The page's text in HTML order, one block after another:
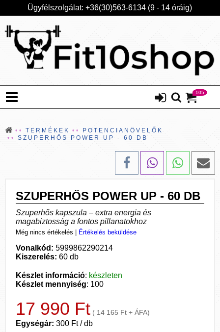
Ügyfélszolgálat: +36(30)563-6134 (9 - 14 óráig)
105
TERMÉKEK
POTENCIANÖVELŐK
SZUPERHŐS POWER UP - 60 DB
SZUPERHŐS POWER UP - 60 DB
Szuperhős kapszula – extra energia és
magabiztosság a fontos pillanatokhoz
Még nincs értékelés Értékelés beküldése
Vonalkód: 5999862290214
Kiszerelés: 60 db
Készlet információ: készleten
Készlet mennyiség: 100
17 990 Ft ( 14 165 Ft + ÁFA)
Egységár: 300 Ft / db